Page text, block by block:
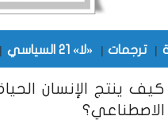
| ترجمات | «لا» 21 السياسي |
كيف ينتج الإنسان
الاصطناعي؟